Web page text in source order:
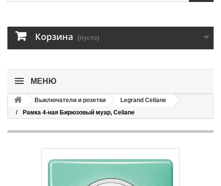
Корзина (пусто)
МЕНЮ
Выключатели и розетки
Legrand Celiane
Рамка 4-ная Бирюзовый муар, Celiane